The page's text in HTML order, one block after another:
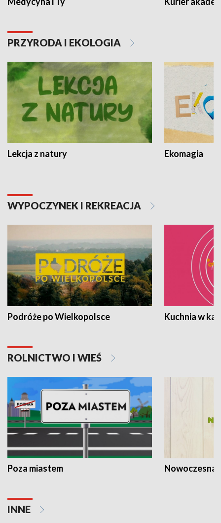
PRZYRODA I EKOLOGIA
Lekcja z natury Ekomagia
WYPOCZYNEK I REKREACJA
Podróże po Wielkopolsce Kuchnia w
ROLNICTWO I WIEŚ
Poza miastem Nowoczesna
INNE